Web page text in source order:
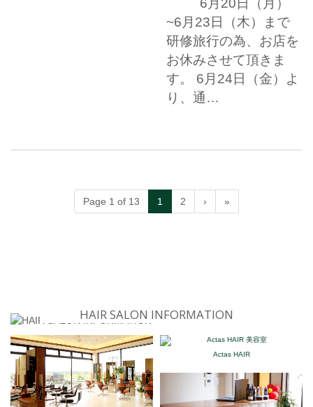
6月20日（月）
~6月23日（木）まで
研修旅行の為、お店を
お休みさせて頂きま
す。 6月24日（金）よ
り、通…
Page 1 of 13 1 2 › »
HAIR SALON INFORMATION
Actas HAIR